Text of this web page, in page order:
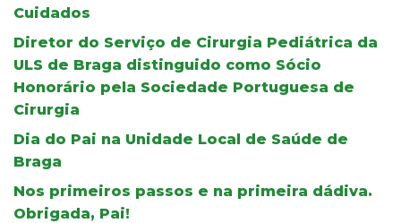
Cuidados
Diretor do Serviço de Cirurgia Pediátrica da
ULS de Braga distinguido como Sócio
Honorário pela Sociedade Portuguesa de
Cirurgia
Dia do Pai na Unidade Local de Saúde de
Braga
Nos primeiros passos e na primeira dádiva.
Obrigada, Pai!